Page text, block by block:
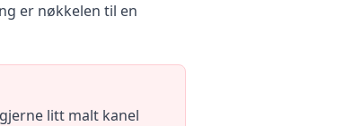
er nøkkelen til en
litt malt kanel